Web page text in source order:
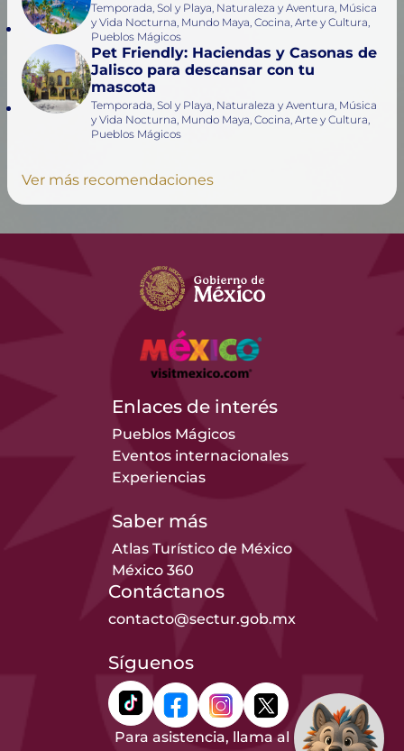
Temporada, Sol y Playa, Naturaleza y Aventura, Música
y Vida Nocturna, Mundo Maya, Cocina, Arte y Cultura,
Pueblos Mágicos
Pet Friendly: Haciendas y Casonas de
Jalisco para descansar con tu
mascota
Temporada, Sol y Playa, Naturaleza y Aventura, Música
y Vida Nocturna, Mundo Maya, Cocina, Arte y Cultura,
Pueblos Mágicos
Ver más recomendaciones
Enlaces de interés
Pueblos Mágicos
Eventos internacionales
Experiencias
Saber más
Atlas Turístico de México
México 360
Contáctanos
contacto@sectur.gob.mx
Síguenos
Para asistencia, llama al